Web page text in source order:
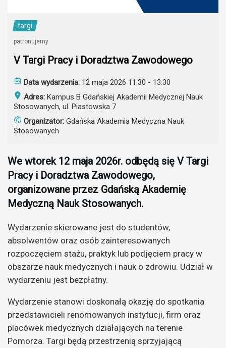
targi
patronujemy
V Targi Pracy i Doradztwa Zawodowego
Data wydarzenia: 12 maja 2026 11:30 - 13:30
Adres: Kampus B Gdańskiej Akademii Medycznej Nauk
Stosowanych, ul. Piastowska 7
Organizator: Gdańska Akademia Medyczna Nauk
Stosowanych
We wtorek 12 maja 2026r. odbędą się V Targi
Pracy i Doradztwa Zawodowego,
organizowane przez Gdańską Akademię
Medyczną Nauk Stosowanych.
Wydarzenie skierowane jest do studentów,
absolwentów oraz osób zainteresowanych
rozpoczęciem stażu, praktyk lub podjęciem pracy w
obszarze nauk medycznych i nauk o zdrowiu. Udział w
wydarzeniu jest bezpłatny.
Wydarzenie stanowi doskonałą okazję do spotkania
przedstawicieli renomowanych instytucji, firm oraz
placówek medycznych działających na terenie
Pomorza. Targi będą przestrzenią sprzyjającą